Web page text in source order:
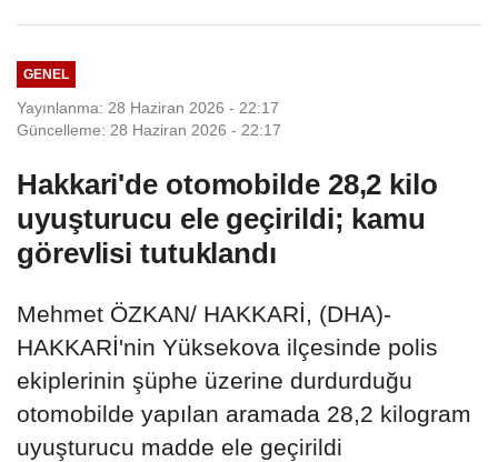
GENEL
Yayınlanma: 28 Haziran 2026 - 22:17
Güncelleme: 28 Haziran 2026 - 22:17
Hakkari'de otomobilde 28,2 kilo
uyuşturucu ele geçirildi; kamu
görevlisi tutuklandı
Mehmet ÖZKAN/ HAKKARİ, (DHA)-
HAKKARİ'nin Yüksekova ilçesinde polis
ekiplerinin şüphe üzerine durdurduğu
otomobilde yapılan aramada 28,2 kilogram
uyuşturucu madde ele geçirildi